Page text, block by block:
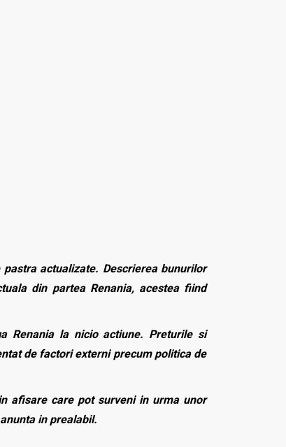
actualizate. Descrierea bunurilor
din partea Renania, acestea fiind
Renania la nicio actiune. Preturile si
de factori externi precum politica de
afisare care pot surveni in urma unor
in prealabil.